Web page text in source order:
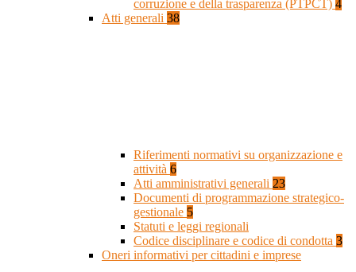
corruzione e della trasparenza (PTPCT) 4
Atti generali 38
Riferimenti normativi su organizzazione e
attività 6
Atti amministrativi generali 23
Documenti di programmazione strategico-
gestionale 5
Statuti e leggi regionali
Codice disciplinare e codice di condotta 3
Oneri informativi per cittadini e imprese